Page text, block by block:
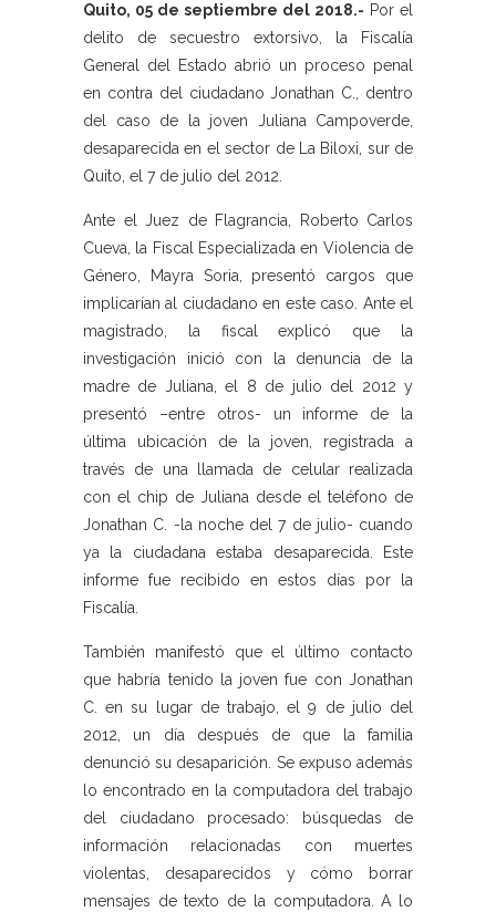
Quito, 05 de septiembre del 2018.- Por el
delito de secuestro extorsivo, la Fiscalía
General del Estado abrió un proceso penal
en contra del ciudadano Jonathan C., dentro
del caso de la joven Juliana Campoverde,
desaparecida en el sector de La Biloxi, sur de
Quito, el 7 de julio del 2012.
Ante el Juez de Flagrancia, Roberto Carlos
Cueva, la Fiscal Especializada en Violencia de
Género, Mayra Soria, presentó cargos que
implicarían al ciudadano en este caso. Ante el
magistrado, la fiscal explicó que la
investigación inició con la denuncia de la
madre de Juliana, el 8 de julio del 2012 y
presentó –entre otros- un informe de la
última ubicación de la joven, registrada a
través de una llamada de celular realizada
con el chip de Juliana desde el teléfono de
Jonathan C. -la noche del 7 de julio- cuando
ya la ciudadana estaba desaparecida. Este
informe fue recibido en estos días por la
Fiscalía.
También manifestó que el último contacto
que habría tenido la joven fue con Jonathan
C. en su lugar de trabajo, el 9 de julio del
2012, un día después de que la familia
denunció su desaparición. Se expuso además
lo encontrado en la computadora del trabajo
del ciudadano procesado: búsquedas de
información relacionadas con muertes
violentas, desaparecidos y cómo borrar
mensajes de texto de la computadora. A lo